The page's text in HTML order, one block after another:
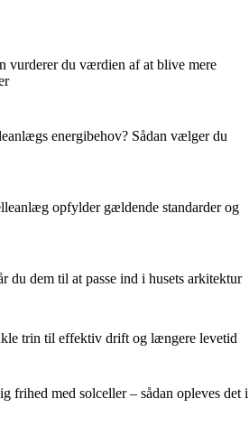
vurderer du værdien af at blive mere
energibehov? Sådan vælger du
opfylder gældende standarder og
du dem til at passe ind i husets arkitektur
trin til effektiv drift og længere levetid
frihed med solceller – sådan opleves det i